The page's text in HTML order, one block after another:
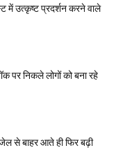
में उत्कृष्ट प्रदर्शन करने वाले
पर निकले लोगों को बना रहे
से बाहर आते ही फिर बढ़ी